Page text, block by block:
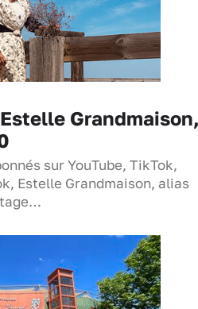
sur YouTube, TikTok,
Estelle Grandmaison, alias